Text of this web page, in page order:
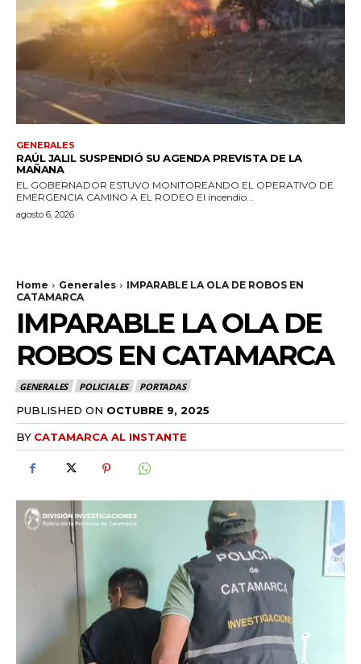
GENERALES
RAÚL JALIL SUSPENDIÓ SU AGENDA PREVISTA DE LA
MAÑANA
EL GOBERNADOR ESTUVO MONITOREANDO EL OPERATIVO DE
EMERGENCIA CAMINO A EL RODEO El incendio...
agosto 6, 2026